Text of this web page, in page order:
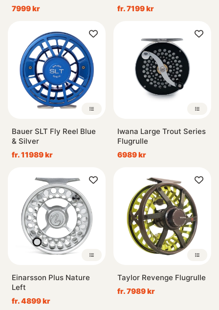
7999 kr
fr. 7199 kr
Bauer SLT Fly Reel Blue
& Silver
fr. 11989 kr
Iwana Large Trout Series
Flugrulle
6989 kr
Einarsson Plus Nature
Left
fr. 4899 kr
Taylor Revenge Flugrulle
fr. 7989 kr